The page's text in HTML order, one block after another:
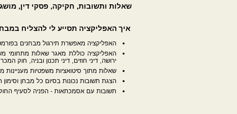
שאלות ותשובות, חקיקה, פסקי דין,
איך האפליקציה תסייע לי להצליח
האפליקציה מאפשרת תירגול מבחנים
האפליקציה כוללת מאגר שאלות מתחומי
ירושה, דיני חוזים, דיני תכנון ובניה, חוק
שאלות מתוך סיטואציות משפטיות מעניינות
הצגת תשובות נכונות בסיום כל מבחן וסימון
תשובות עם אסמכתאות - הפניה לסעיף החוק